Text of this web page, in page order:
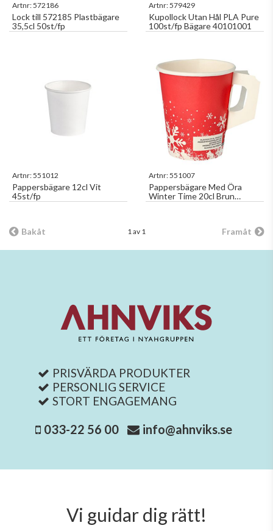
Artnr:572186
Lock till 572185 Plastbägare
35,5cl 50st/fp
Artnr:579429
Kupollock Utan Hål PLA Pure
100st/fp Bägare 40101001
Artnr:551012
Pappersbägare 12cl Vit
45st/fp
Artnr:551007
Pappersbägare Med Öra
Winter Time 20cl Brun
50st/fp
Bakåt 1 av 1 Framåt
PRISVÄRDA PRODUKTER
PERSONLIG SERVICE
STORT ENGAGEMANG
033-22 56 00 info@ahnviks.se
Vi guidar dig rätt!